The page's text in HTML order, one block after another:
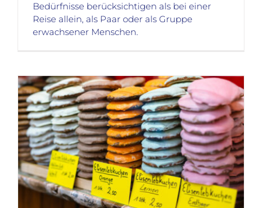
Bedürfnisse berücksichtigen als bei einer
Reise allein, als Paar oder als Gruppe
erwachsener Menschen.